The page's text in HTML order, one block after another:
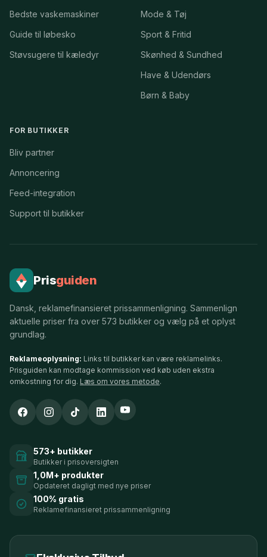
Bedste vaskemaskiner
Guide til løbesko
Støvsugere til kæledyr
Mode & Tøj
Sport & Fritid
Skønhed & Sundhed
Have & Udendørs
Børn & Baby
FOR BUTIKKER
Bliv partner
Annoncering
Feed-integration
Support til butikker
Prisguiden
Dansk, reklamefinansieret prissammenligning. Sammenlign
aktuelle priser fra over 573 butikker og vælg på et oplyst
grundlag.
Reklameoplysning: Links til butikker kan være reklamelinks.
Prisguiden kan modtage kommission ved køb uden ekstra
omkostning for dig. Læs om vores metode.
573+ butikker
Butikker i prisoversigten
1,0M+ produkter
Opdateret dagligt med nye priser
100% gratis
Reklamefinansieret prissammenligning